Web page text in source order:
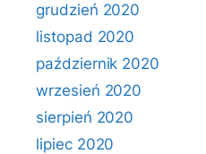
grudzień 2020
listopad 2020
październik 2020
wrzesień 2020
sierpień 2020
lipiec 2020